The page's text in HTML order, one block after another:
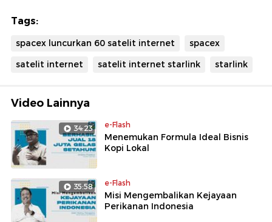
Tags:
spacex luncurkan 60 satelit internet
spacex
satelit internet
satelit internet starlink starlink
Video Lainnya
34:23 e-Flash
Menemukan Formula Ideal Bisnis
Kopi Lokal
35:58 e-Flash
Misi Mengembalikan Kejayaan
Perikanan Indonesia